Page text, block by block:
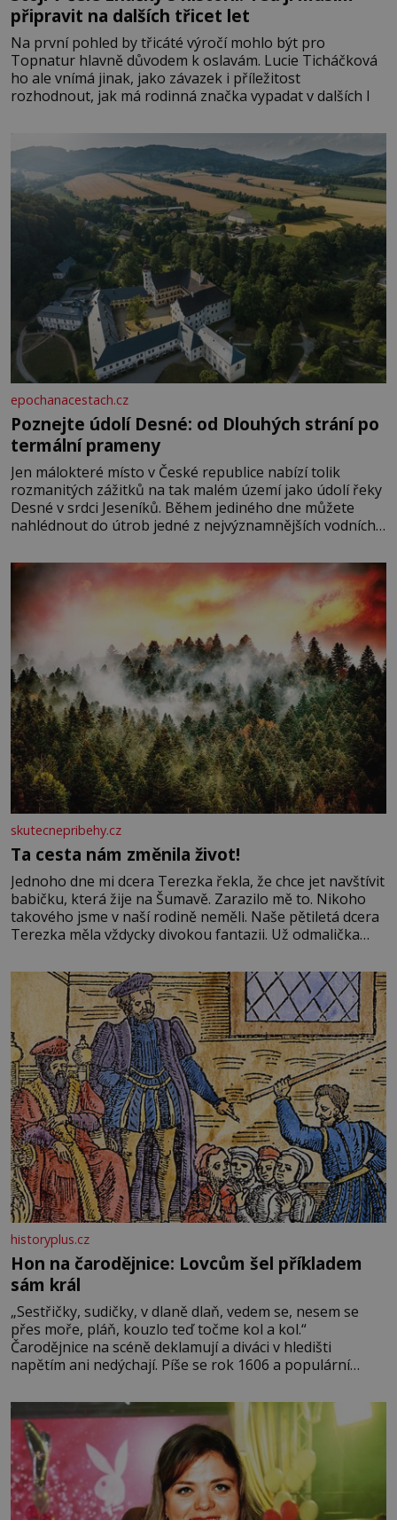
připravit na dalších třicet let
Na první pohled by třicáté výročí mohlo být pro
Topnatur hlavně důvodem k oslavám. Lucie Ticháčková
ho ale vnímá jinak, jako závazek i příležitost
rozhodnout, jak má rodinná značka vypadat v dalších l
epochanacestach.cz
Poznejte údolí Desné: od Dlouhých strání po
termální prameny
Jen málokteré místo v České republice nabízí tolik
rozmanitých zážitků na tak malém území jako údolí řeky
Desné v srdci Jeseníků. Během jediného dne můžete
nahlédnout do útrob jedné z nejvýznamnějších vodních
se na koloběžce a den zakončit poznáváním památek ve
Velkých Losinách nebo v termálním
skutecnepribehy.cz
Ta cesta nám změnila život!
Jednoho dne mi dcera Terezka řekla, že chce jet navštívit
babičku, která žije na Šumavě. Zarazilo mě to. Nikoho
takového jsme v naší rodině neměli. Naše pětiletá dcera
Terezka měla vždycky divokou fantazii. Už odmalička
zdálo o jednorožcích, krásných princeznách, statečných
rytířích a létajících dracích.
historyplus.cz
Hon na čarodějnice: Lovcům šel příkladem
sám král
„Sestřičky, sudičky, v dlaně dlaň, vedem se, nesem se
přes moře, pláň, kouzlo teď točme kol a kol.“
Čarodějnice na scéně deklamují a diváci v hledišti
napětím ani nedýchají. Píše se rok 1606 a populární
Tragédii o Macbethovi. Napsal ji pro krále Jakuba I., jenž
v roce 1603 vystřídal